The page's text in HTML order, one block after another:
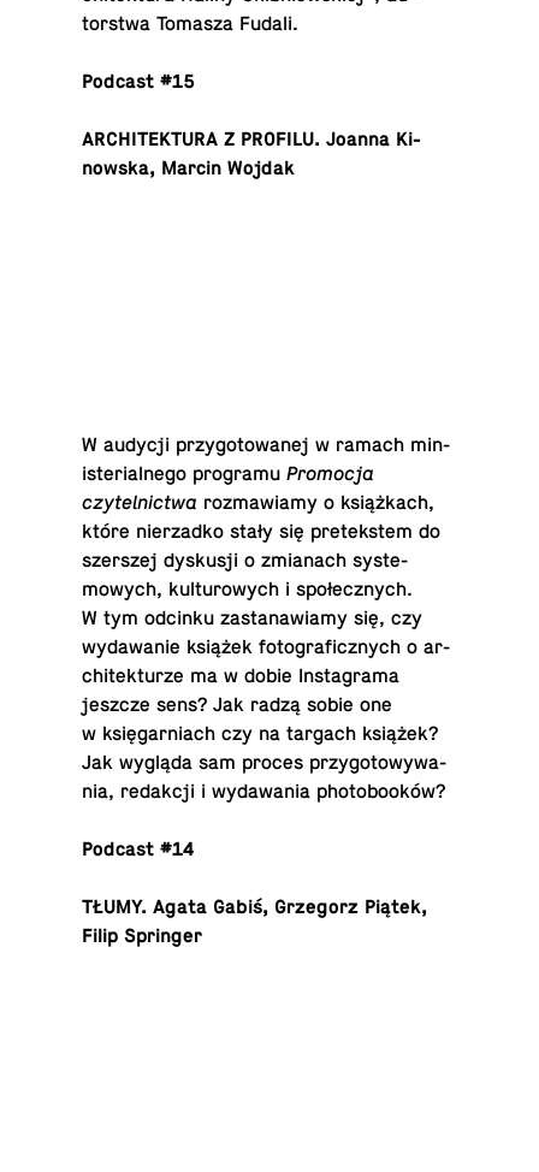
torstwa Tomasza Fudali.
Podcast #15
AR­CHITEK­TURA Z PROFILU. Joanna Ki­
nowska, Marcin Wojdak
W audycji przy­go­towanej w ramach min­
is­te­ri­al­nego programu Pro­mocja
czytelnictwa roz­maw­iamy o książkach,
które nierzadko stały się pretek­stem do
sz­er­szej dyskusji o zmi­anach sys­te­
mowych, kul­tur­owych i społecznych.
W tym odcinku za­s­tanaw­iamy się, czy
wydawanie książek fo­tograficznych o ar­
chitek­turze ma w dobie In­sta­grama
jeszcze sens? Jak radzą sobie one
w księgar­ni­ach czy na targach książek?
Jak wygląda sam proces przy­go­towywa­
nia, redakcji i wydawa­nia photobooków?
Podcast #14
TŁUMY. Agata Gabiś, Grze­gorz Piątek,
Filip Springer